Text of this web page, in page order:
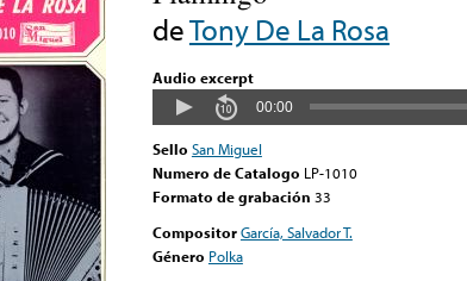
deTony De La Rosa
Audio excerpt
00:00
Sello San Miguel
Numero de Catalogo LP-1010
Formato de grabación 33
CompositorGarcía, Salvador T.
Género Polka